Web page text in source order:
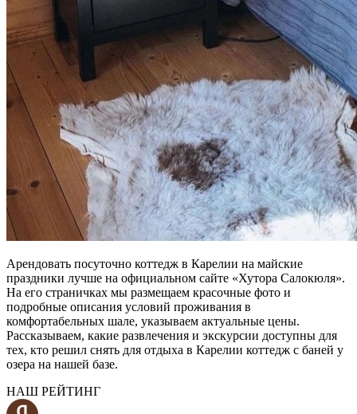
Арендовать посуточно коттедж в Карелии на майские
праздники лучше на официальном сайте «Хутора Салокюля».
На его страничках мы размещаем красочные фото и
подробные описания условий проживания в
комфортабельных шале, указываем актуальные цены.
Рассказываем, какие развлечения и экскурсии доступны для
тех, кто решил снять для отдыха в Карелии коттедж с баней у
озера на нашей базе.
НАШ РЕЙТИНГ